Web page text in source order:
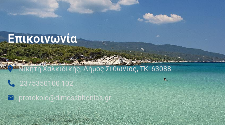
Επικοινωνία
Νικήτη Χαλκιδικής, Δήμος Σιθωνίας, ΤΚ: 63088
2375350100 102
protokolo@dimossithonias.gr